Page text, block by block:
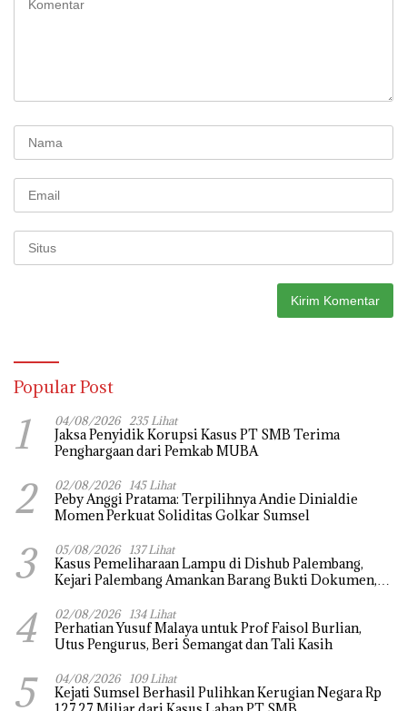
Popular Post
1 04/08/2026 235 Lihat
Jaksa Penyidik Korupsi Kasus PT SMB Terima
Penghargaan dari Pemkab MUBA
2 02/08/2026 145 Lihat
Peby Anggi Pratama: Terpilihnya Andie Dinialdie
Momen Perkuat Soliditas Golkar Sumsel
3 05/08/2026 137 Lihat
Kasus Pemeliharaan Lampu di Dishub Palembang,
Kejari Palembang Amankan Barang Bukti Dokumen,
4 02/08/2026 134 Lihat
Perhatian Yusuf Malaya untuk Prof Faisol Burlian,
Utus Pengurus, Beri Semangat dan Tali Kasih
5 04/08/2026 109 Lihat
Kejati Sumsel Berhasil Pulihkan Kerugian Negara Rp